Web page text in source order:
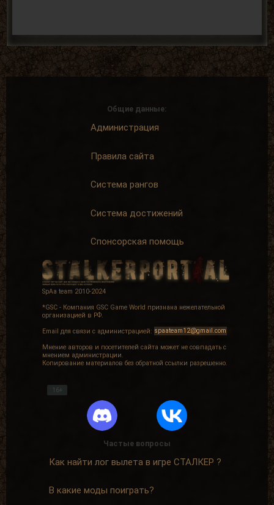
Общие данные:
Администрация
Правила сайта
Система рангов
Система достижений
Спонсорская помощь
SpAa team 2010-2024
*GSC - Компания GSC Game World признана нежелательной
организацией в РФ.
Email для связи с администрацией: spaateam12@gmail.com
Мнение авторов и посетителей сайта может не совпадать с
мнением администрации.
Копирование материалов без обратной ссылки разрешенно.
16+
Частые вопросы
Как найти лог вылета в игре СТАЛКЕР ?
В какие моды поиграть?